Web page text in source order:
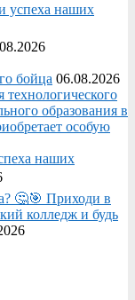
успеха наших
бойца 06.08.2026
образования в
особую
наших
🤔🎯 Приходи в
колледж и будь